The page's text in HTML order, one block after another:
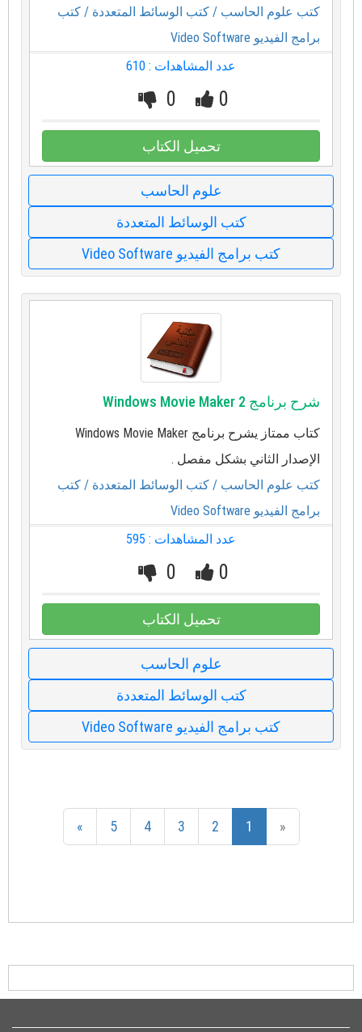
كتب علوم الحاسب / كتب الوسائط المتعددة / كتب
برامج الفيديو Video Software
عدد المشاهدات : 610
0
0
تحميل الكتاب
علوم الحاسب
كتب الوسائط المتعددة
كتب برامج الفيديو Video Software
شرح برنامج Windows Movie Maker 2
كتاب ممتاز يشرح برنامج Windows Movie Maker
الإصدار الثاني بشكل مفصل .
كتب علوم الحاسب / كتب الوسائط المتعددة / كتب
برامج الفيديو Video Software
عدد المشاهدات : 595
0
0
تحميل الكتاب
علوم الحاسب
كتب الوسائط المتعددة
كتب برامج الفيديو Video Software
«
1
2
3
4
5
»